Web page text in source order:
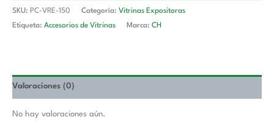
SKU: PC-VRE-150 Categoría: Vitrinas Expositoras
Etiqueta: Accesorios de Vitrinas Marca: CH
Valoraciones (0)
No hay valoraciones aún.